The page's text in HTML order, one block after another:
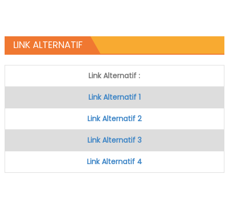
LINK ALTERNATIF
Link Alternatif :
Link Alternatif 1
Link Alternatif 2
Link Alternatif 3
Link Alternatif 4